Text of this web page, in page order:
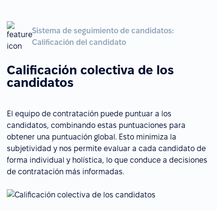
Sistema de seguimiento de candidatos:
Calificación del candidato
Calificación colectiva de los
candidatos
El equipo de contratación puede puntuar a los
candidatos, combinando estas puntuaciones para
obtener una puntuación global. Esto minimiza la
subjetividad y nos permite evaluar a cada candidato de
forma individual y holística, lo que conduce a decisiones
de contratación más informadas.